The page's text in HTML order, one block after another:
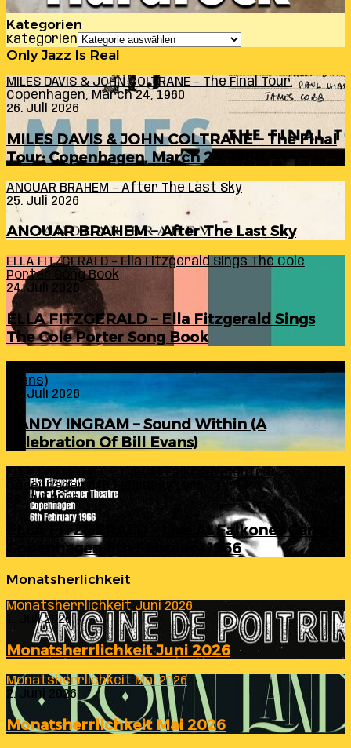
Kategorien
Kategorien
Only Jazz Is Real
MILES DAVIS & JOHN COLTRANE – The Final Tour:
Copenhagen, March 24, 1960
26. Juli 2026
MILES DAVIS & JOHN COLTRANE – The Final
Tour: Copenhagen, March 24, 1960
ANOUAR BRAHEM – After The Last Sky
25. Juli 2026
ANOUAR BRAHEM – After The Last Sky
ELLA FITZGERALD – Ella Fitzgerald Sings The Cole
Porter Song Book
24. Juli 2026
ELLA FITZGERALD – Ella Fitzgerald Sings
The Cole Porter Song Book
Evans)
24. Juli 2026
RANDY INGRAM – Sound Within (A
Celebration Of Bill Evans)
ELLA FITZGERALD – Live At Falkoner Centre
Copenhagen 6th February 1966
23. Juli 2026
ELLA FITZGERALD – Live At Falkoner Centre
Copenhagen 6th February 1966
Monatsherlichkeit
Monatsherrlichkeit Juni 2026
1. Juli 2026
Monatsherrlichkeit Juni 2026
Monatsherrlichkeit Mai 2026
2. Juni 2026
Monatsherrlichkeit Mai 2026